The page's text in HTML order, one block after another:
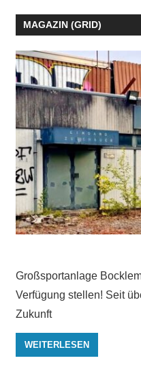
MAGAZIN (GRID)
Großsportanlage
Verfügung stellen! Seit
Zukunft
WEITERLESEN